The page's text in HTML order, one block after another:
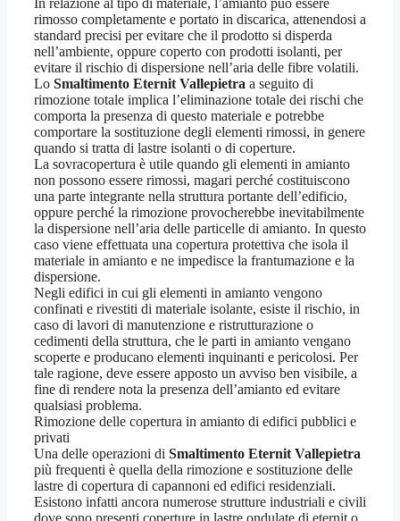
rimosso completamente e portato in discarica, attenendosi a
standard precisi per evitare che il prodotto si disperda
nell’ambiente, oppure coperto con prodotti isolanti, per
evitare il rischio di dispersione nell’aria delle fibre volatili.
Lo Smaltimento Eternit Vallepietra a seguito di
rimozione totale implica l’eliminazione totale dei rischi che
comporta la presenza di questo materiale e potrebbe
comportare la sostituzione degli elementi rimossi, in genere
quando si tratta di lastre isolanti o di coperture.
La sovracopertura è utile quando gli elementi in amianto
non possono essere rimossi, magari perché costituiscono
una parte integrante nella struttura portante dell’edificio,
oppure perché la rimozione provocherebbe inevitabilmente
la dispersione nell’aria delle particelle di amianto. In questo
caso viene effettuata una copertura protettiva che isola il
materiale in amianto e ne impedisce la frantumazione e la
dispersione.
Negli edifici in cui gli elementi in amianto vengono
confinati e rivestiti di materiale isolante, esiste il rischio, in
caso di lavori di manutenzione e ristrutturazione o
cedimenti della struttura, che le parti in amianto vengano
scoperte e producano elementi inquinanti e pericolosi. Per
tale ragione, deve essere apposto un avviso ben visibile, a
fine di rendere nota la presenza dell’amianto ed evitare
qualsiasi problema.
Rimozione delle copertura in amianto di edifici pubblici e
privati
Una delle operazioni di Smaltimento Eternit Vallepietra
più frequenti è quella della rimozione e sostituzione delle
lastre di copertura di capannoni ed edifici residenziali.
Esistono infatti ancora numerose strutture industriali e civili
dove sono presenti coperture in lastre ondulate di eternit o